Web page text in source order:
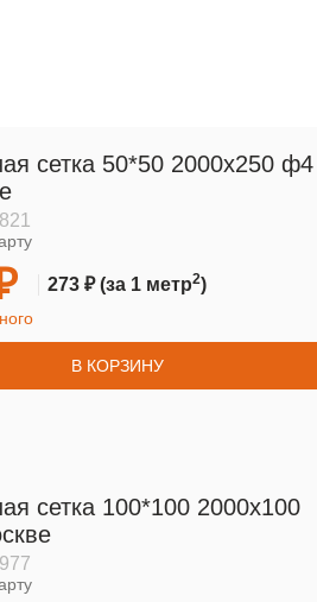
сетка 50*50 2000х250 ф4
273 ₽(за 1 метр2)
В КОРЗИНУ
сетка 100*100 2000х100